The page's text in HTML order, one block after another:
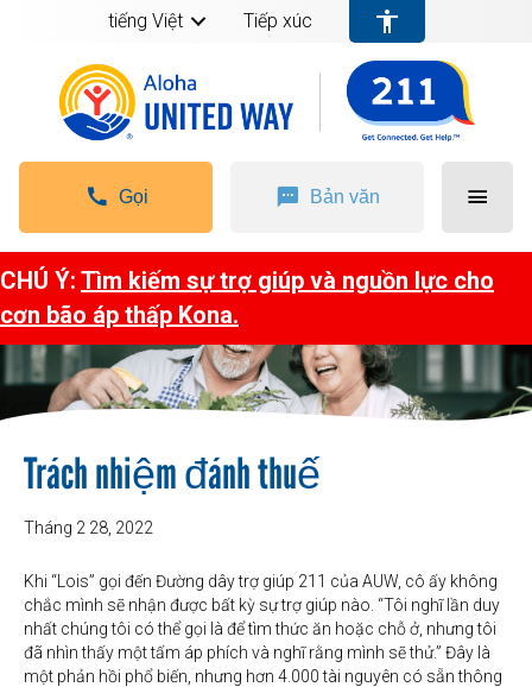
tiếng Việt Tiếp xúc
Gọi Bản văn
CHÚ Ý: Tìm kiếm sự trợ giúp và nguồn lực cho
cơn bão áp thấp Kona.
Trách nhiệm đánh thuế
Tháng 2 28, 2022
Khi “Lois” gọi đến Đường dây trợ giúp 211 của AUW, cô ấy không
chắc mình sẽ nhận được bất kỳ sự trợ giúp nào. “Tôi nghĩ lần duy
nhất chúng tôi có thể gọi là để tìm thức ăn hoặc chỗ ở, nhưng tôi
đã nhìn thấy một tấm áp phích và nghĩ rằng mình sẽ thử.” Đây là
một phản hồi phổ biến, nhưng hơn 4.000 tài nguyên có sẵn thông